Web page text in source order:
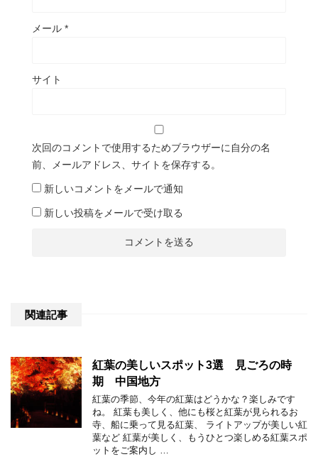
メール *
サイト
次回のコメントで使用するためブラウザーに自分の名
前、メールアドレス、サイトを保存する。
新しいコメントをメールで通知
新しい投稿をメールで受け取る
関連記事
紅葉の美しいスポット3選 見ごろの時
期 中国地方
紅葉の季節、今年の紅葉はどうかな？楽しみです
ね。 紅葉も美しく、他にも桜と紅葉が見られるお
寺、船に乗って見る紅葉、 ライトアップが美しい紅
葉など 紅葉が美しく、もうひとつ楽しめる紅葉スポ
ットをご案内し …